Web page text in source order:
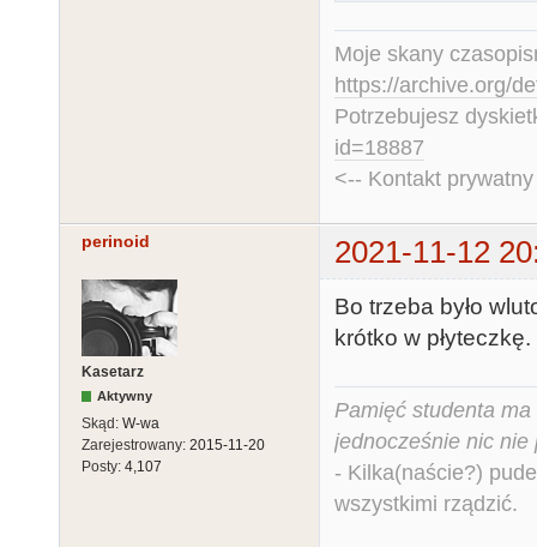
Moje skany
https://archive.org/
Potrzebujesz
id=18887
<-- Kontakt
perinoid 2021-11-12
Kasetarz
Aktywny
Skąd: W-wa
Zarejestrowany: 2015-11-20
Posty: 4,107
Bo trzeba było
krótko w płyteczkę.
Pamięć studenta
jednocześnie nic nie
- Kilka(naście?)
wszystkimi rządzić.